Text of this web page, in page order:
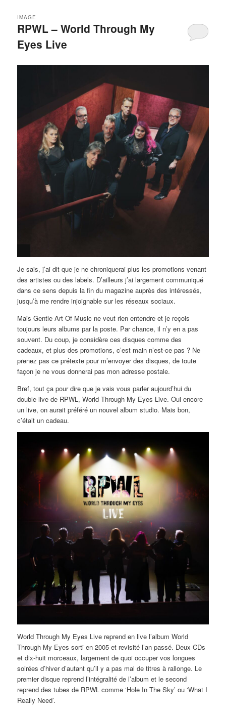
RPWL – World Through My
Eyes Live
IMAGE
Je sais, j’ai dit que je ne chroniquerai plus les promotions venant
des artistes ou des labels. D’ailleurs j’ai largement communiqué
dans ce sens depuis la fin du magazine auprès des intéressés,
jusqu’à me rendre injoignable sur les réseaux sociaux.
Mais Gentle Art Of Music ne veut rien entendre et je reçois
toujours leurs albums par la poste. Par chance, il n’y en a pas
souvent. Du coup, je considère ces disques comme des
cadeaux, et plus des promotions, c’est main n’est-ce pas ? Ne
prenez pas ce prétexte pour m’envoyer des disques, de toute
façon je ne vous donnerai pas mon adresse postale.
Bref, tout ça pour dire que je vais vous parler aujourd’hui du
double live de RPWL, World Through My Eyes Live. Oui encore
un live, on aurait préféré un nouvel album studio. Mais bon,
c’était un cadeau.
World Through My Eyes Live reprend en live l’album World
Through My Eyes sorti en 2005 et revisité l’an passé. Deux CDs
et dix-huit morceaux, largement de quoi occuper vos longues
soirées d’hiver d’autant qu’il y a pas mal de titres à rallonge. Le
premier disque reprend l’intégralité de l’album et le second
reprend des tubes de RPWL comme ‘Hole In The Sky’ ou ‘What I
Really Need’.